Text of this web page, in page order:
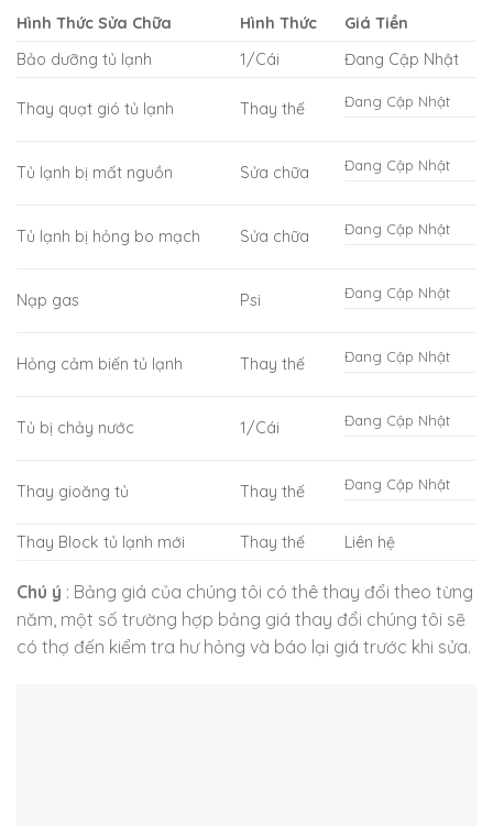
Hình Thức Sửa Chữa Hình Thức
Giá Tiền
Bảo dưỡng tủ lạnh
1/Cái Đang Cập Nhật
Thay quạt gió tủ lạnh Thay thế Đang Cập Nhật
Tủ lạnh bị mất nguồn Sửa chữa Đang Cập Nhật
Tủ lạnh bị hỏng bo mạch Sửa chữa Đang Cập Nhật
Nạp gas Psi Đang Cập Nhật
Hỏng cảm biến tủ lạnh Thay thế Đang Cập Nhật
Tủ bị chảy nước 1/Cái Đang Cập Nhật
Thay gioăng tủ Thay thế Đang Cập Nhật
Thay Block tủ lạnh mới Thay thế Liên hệ
Chú ý : Bảng giá của chúng tôi có thê thay đổi theo từng
năm, một số trường hợp bảng giá thay đổi chúng tôi sẽ
có thợ đến kiểm tra hư hỏng và báo lại giá trước khi sửa.